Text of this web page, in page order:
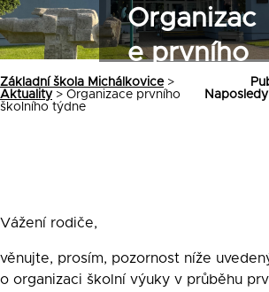
Organizac
e prvního
školního
Základní škola Michálkovice>
Aktuality> Organizace prvního
školního týdne
Vážení rodiče,
věnujte, prosím, pozornost níže
o organizaci školní výuky v průběhu